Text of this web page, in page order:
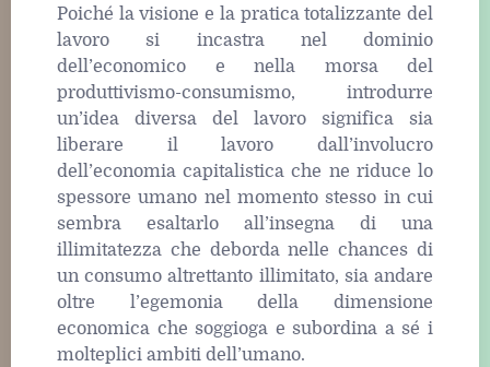
Poiché la visione e la pratica totalizzante del
lavoro si incastra nel dominio
dell’economico e nella morsa del
produttivismo-consumismo, introdurre
un’idea diversa del lavoro significa sia
liberare il lavoro dall’involucro
dell’economia capitalistica che ne riduce lo
spessore umano nel momento stesso in cui
sembra esaltarlo all’insegna di una
illimitatezza che deborda nelle chances di
un consumo altrettanto illimitato, sia andare
oltre l’egemonia della dimensione
economica che soggioga e subordina a sé i
molteplici ambiti dell’umano.